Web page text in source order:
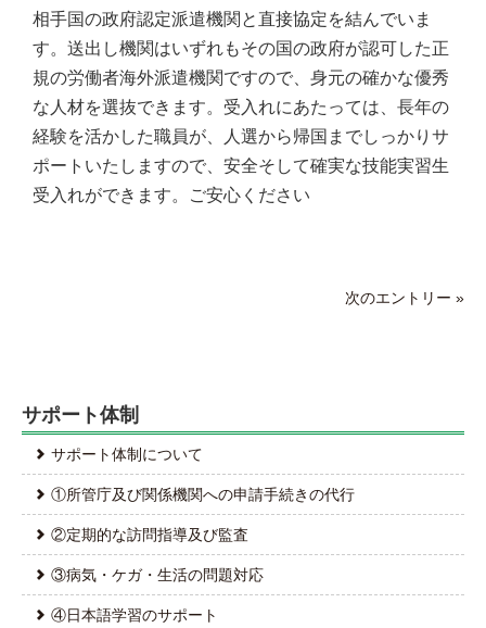
相手国の政府認定派遣機関と直接協定を結んでいま
す。送出し機関はいずれもその国の政府が認可した正
規の労働者海外派遣機関ですので、身元の確かな優秀
な人材を選抜できます。受入れにあたっては、長年の
経験を活かした職員が、人選から帰国までしっかりサ
ポートいたしますので、安全そして確実な技能実習生
受入れができます。ご安心ください
次のエントリー »
サポート体制
サポート体制について
①所管庁及び関係機関への申請手続きの代行
②定期的な訪問指導及び監査
③病気・ケガ・生活の問題対応
④日本語学習のサポート